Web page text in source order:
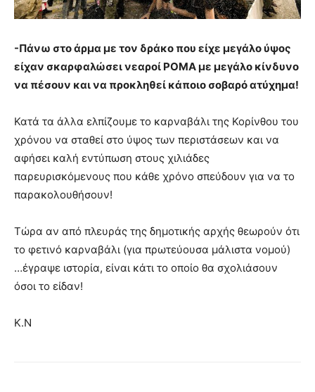
-Πάνω στο άρμα με τον δράκο που είχε μεγάλο ύψος
είχαν σκαρφαλώσει νεαροί ΡΟΜΑ με μεγάλο κίνδυνο
να πέσουν και να προκληθεί κάποιο σοβαρό ατύχημα!
Κατά τα άλλα ελπίζουμε το καρναβάλι της Κορίνθου του
χρόνου να σταθεί στο ύψος των περιστάσεων και να
αφήσει καλή εντύπωση στους χιλιάδες
παρευρισκόμενους που κάθε χρόνο σπεύδουν για να το
παρακολουθήσουν!
Τώρα αν από πλευράς της δημοτικής αρχής θεωρούν ότι
το φετινό καρναβάλι (για πρωτεύουσα μάλιστα νομού)
…έγραψε ιστορία, είναι κάτι το οποίο θα σχολιάσουν
όσοι το είδαν!
Κ.Ν